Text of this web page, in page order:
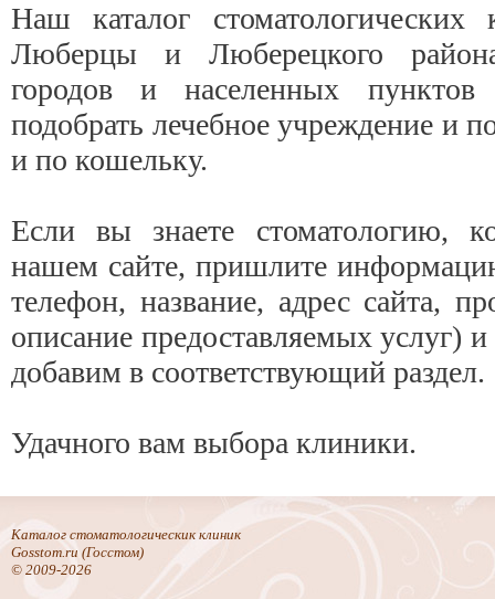
Наш каталог стоматологических
Люберцы и Люберецкого
городов и населенных
подобрать лечебное учреждение и
и по кошельку.
Если вы знаете стоматологию,
нашем сайте, пришлите
телефон, название, адрес сайта,
описание предоставляемых услуг)
добавим в соответствующий раздел.
Удачного вам выбора клиники.
Каталог стоматологическик клиник
Gosstom.ru (Госстом)
© 2009-2026